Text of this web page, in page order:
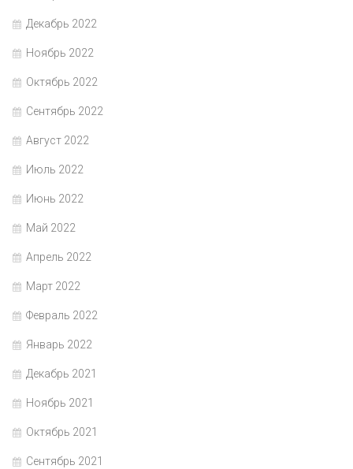
Декабрь 2022
Ноябрь 2022
Октябрь 2022
Сентябрь 2022
Август 2022
Июль 2022
Июнь 2022
Май 2022
Апрель 2022
Март 2022
Февраль 2022
Январь 2022
Декабрь 2021
Ноябрь 2021
Октябрь 2021
Сентябрь 2021